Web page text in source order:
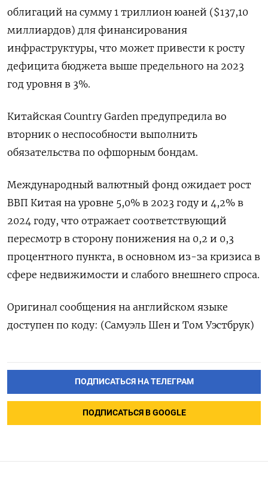
облигаций на сумму 1 триллион юаней ($137,10
миллиардов) для финансирования
инфраструктуры, что может привести к росту
дефицита бюджета выше предельного на 2023
год уровня в 3%.
Китайская Country Garden предупредила во
вторник о неспособности выполнить
обязательства по офшорным бондам.
Международный валютный фонд ожидает рост
ВВП Китая на уровне 5,0% в 2023 году и 4,2% в
2024 году, что отражает соответствующий
пересмотр в сторону понижения на 0,2 и 0,3
процентного пункта, в основном из-за кризиса в
сфере недвижимости и слабого внешнего спроса.
Оригинал сообщения на английском языке
доступен по коду: (Самуэль Шен и Том Уэстбрук)
ПОДПИСАТЬСЯ НА ТЕЛЕГРАМ
ПОДПИСАТЬСЯ В GOOGLE